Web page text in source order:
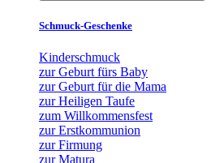
Schmuck-Geschenke
Kinderschmuck
zur Geburt fürs Baby
zur Geburt für die Mama
zur Heiligen Taufe
zum Willkommensfest
zur Erstkommunion
zur Firmung
zur Matura